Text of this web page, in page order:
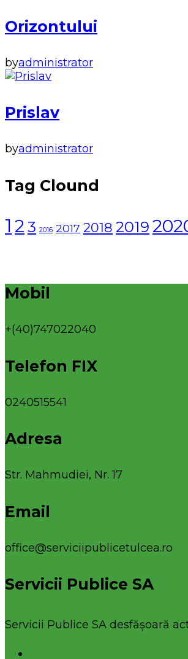
Orizontului
byadministrator
Prislav
byadministrator
Tag Clound
1 2 3 2016 2017 2018 2019
Mobil
+(40)747022040
Telefon FIX
0240515541
Adresa
Str. Mahmudiei, Nr. 17
Email
office@serviciipublicetulcea.ro
Servicii Publice SA
Servicii Publice SA desfășoară